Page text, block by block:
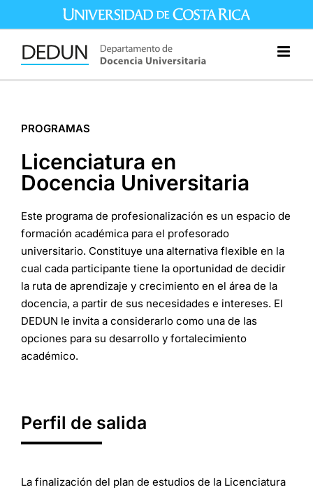
al
contenido
PROGRAMAS
Licenciatura en
Docencia Universitaria
Este programa de profesionalización es un espacio de
formación académica para el profesorado
universitario. Constituye una alternativa flexible en la
cual cada participante tiene la oportunidad de decidir
la ruta de aprendizaje y crecimiento en el área de la
docencia, a partir de sus necesidades e intereses. El
DEDUN le invita a considerarlo como una de las
opciones para su desarrollo y fortalecimiento
académico.
Perfil de salida
La finalización del plan de estudios de la Licenciatura